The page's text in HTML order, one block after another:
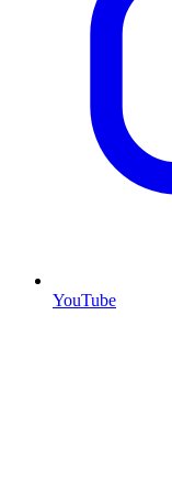
YouTube